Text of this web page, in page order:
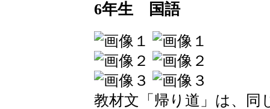
6年生 国語
教材文「帰り道」は、同